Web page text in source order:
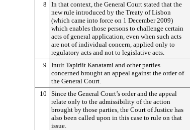
8
In that context, the General Court stated that the
new rule introduced by the Treaty of Lisbon
(which came into force on 1 December 2009)
which enables those persons to challenge certain
acts of general application, even when such acts
are not of individual concern, applied only to
regulatory acts and not to legislative acts.
9
Inuit Tapiriit Kanatami and other parties
concerned brought an appeal against the order of
the General Court.
10
Since the General Court’s order and the appeal
relate only to the admissibility of the action
brought by those parties, the Court of Justice has
also been called upon in this case to rule on that
issue.